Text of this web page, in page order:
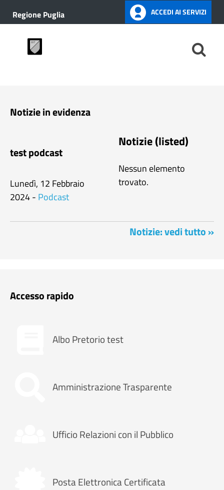
Regione Puglia ACCEDI AI SERVIZI
Notizie in evidenza
test podcast
Lunedì, 12 Febbraio
2024- Podcast
Notizie (listed)
Nessun elemento
trovato.
Notizie: vedi tutto »
Accesso rapido
Albo Pretorio test
Amministrazione Trasparente
Ufficio Relazioni con il Pubblico
Posta Elettronica Certificata